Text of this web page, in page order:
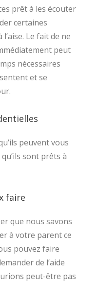
prêt à les écouter
certaines
Le fait de ne
peut
nécessaires
et se
peuvent vous
sont prêts à
faire
que nous savons
à votre parent ce
pouvez faire
de l’aide
peut-être pas